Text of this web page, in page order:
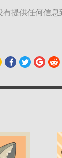
提供任何信息